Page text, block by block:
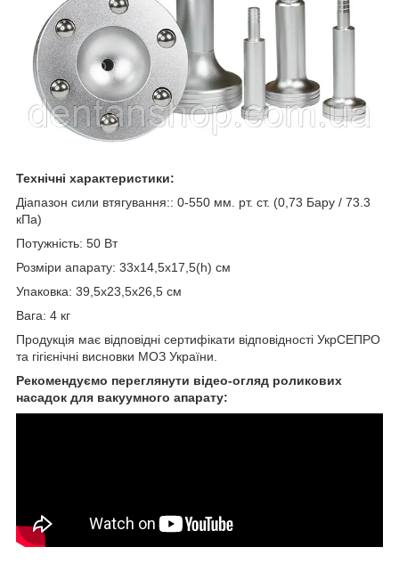
Технічні характеристики:
Діапазон сили втягування:: 0-550 мм. рт. ст. (0,73 Бару / 73.3
кПа)
Потужність: 50 Вт
Розміри апарату: 33х14,5х17,5(h) см
Упаковка: 39,5х23,5х26,5 см
Вага: 4 кг
Продукція має відповідні сертифікати відповідності УкрСЕПРО
та гігієнічні висновки МОЗ України.
Рекомендуємо переглянути відео-огляд роликових
насадок для вакуумного апарату: